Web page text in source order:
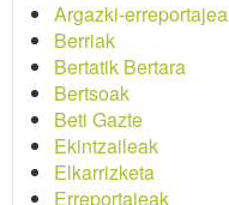
Argazki-erreportajea
Berriak
Bertatik Bertara
Bertsoak
Beti Gazte
Ekintzaileak
Elkarrizketa
Erreportajeak